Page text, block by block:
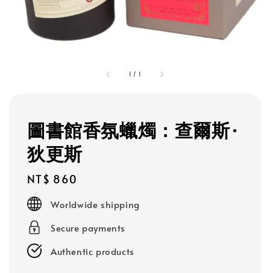
1 / 1
圖書館香氛蠟燭：查爾斯·
狄更斯
Regular
price
NT$ 860
Worldwide shipping
Secure payments
Authentic products